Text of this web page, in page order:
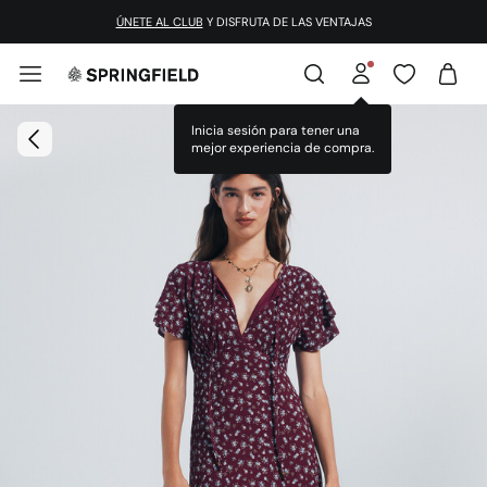
ÚNETE AL CLUB Y DISFRUTA DE LAS VENTAJAS
Inicia sesión para tener una
mejor experiencia de compra.